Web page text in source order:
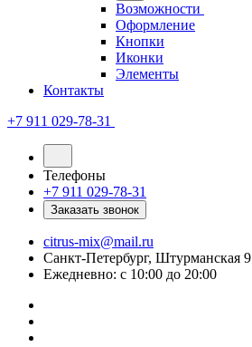
Возможности
Оформление
Кнопки
Иконки
Элементы
Контакты
+7 911 029-78-31
Телефоны
+7 911 029-78-31
Заказать звонок
citrus-mix@mail.ru
Санкт-Петербург, Штурманская 9
Ежедневно: с 10:00 до 20:00